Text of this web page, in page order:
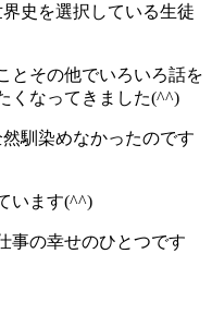
史を選択している生徒
とその他でいろいろ話を
くなってきました(^^)
馴染めなかったのです
います(^^)
事の幸せのひとつです